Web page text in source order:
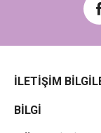
İLETIŞIM
BILGI